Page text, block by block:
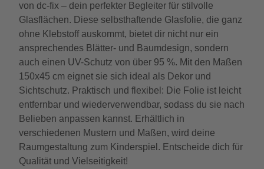
von dc-fix – dein perfekter Begleiter für stilvolle
Glasflächen. Diese selbsthaftende Glasfolie, die ganz
ohne Klebstoff auskommt, bietet dir nicht nur ein
ansprechendes Blätter- und Baumdesign, sondern
auch einen UV-Schutz von über 95 %. Mit den Maßen
150x45 cm eignet sie sich ideal als Dekor und
Sichtschutz. Praktisch und flexibel: Die Folie ist leicht
entfernbar und wiederverwendbar, sodass du sie nach
Belieben anpassen kannst. Erhältlich in
verschiedenen Mustern und Maßen, wird deine
Raumgestaltung zum Kinderspiel. Entscheide dich für
Qualität und Vielseitigkeit!